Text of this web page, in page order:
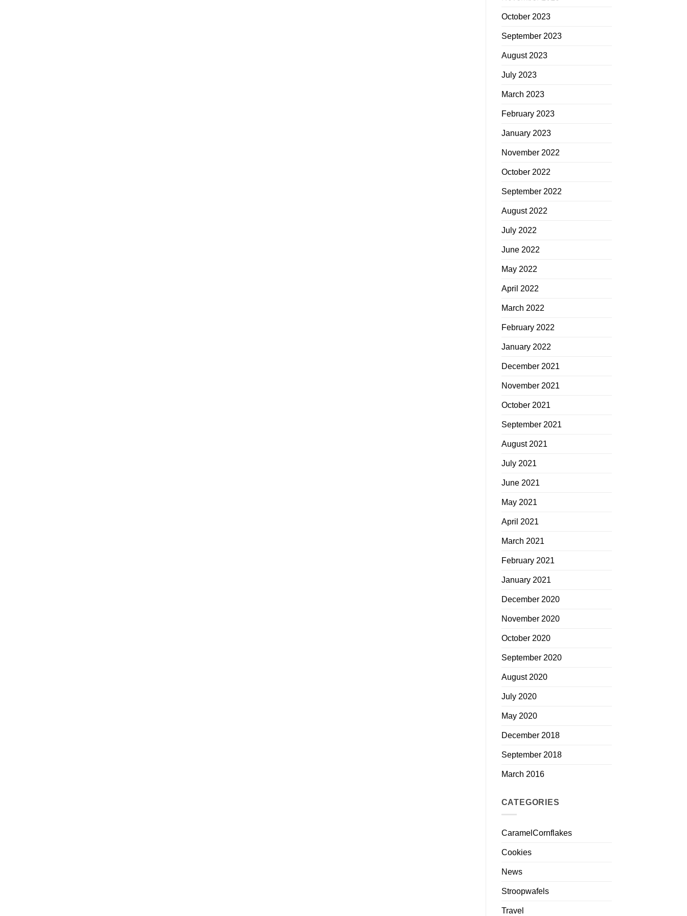
October 2023
September 2023
August 2023
July 2023
March 2023
February 2023
January 2023
November 2022
October 2022
September 2022
August 2022
July 2022
June 2022
May 2022
April 2022
March 2022
February 2022
January 2022
December 2021
November 2021
October 2021
September 2021
August 2021
July 2021
June 2021
May 2021
April 2021
March 2021
February 2021
January 2021
December 2020
November 2020
October 2020
September 2020
August 2020
July 2020
May 2020
December 2018
September 2018
March 2016
CATEGORIES
CaramelCornflakes
Cookies
News
Stroopwafels
Travel